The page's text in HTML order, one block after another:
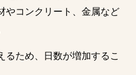
やコンクリート、金属など
るため、日数が増加するこ